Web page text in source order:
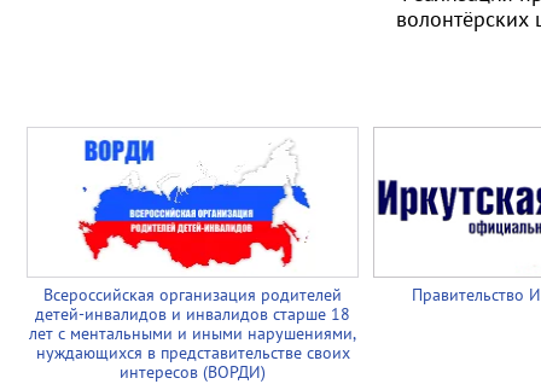
Всероссийская организация родителей
детей-инвалидов и инвалидов старше 18
лет с ментальными и иными нарушениями,
нуждающихся в представительстве своих
интересов (ВОРДИ)
Правительство